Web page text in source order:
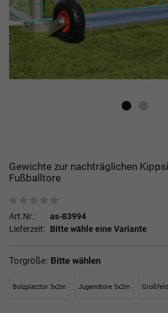
Gewichte zur nachträglichen
Fußballtore
Art.Nr.:
as-83994
Lieferzeit: Bitte wähle eine Variante
Torgröße: Bitte wählen
Bolzplatztor 3x2m Jugendtore 5x2m